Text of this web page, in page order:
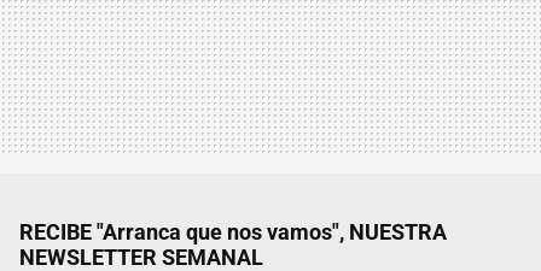
RECIBE "Arranca que nos vamos", NUESTRA
NEWSLETTER SEMANAL